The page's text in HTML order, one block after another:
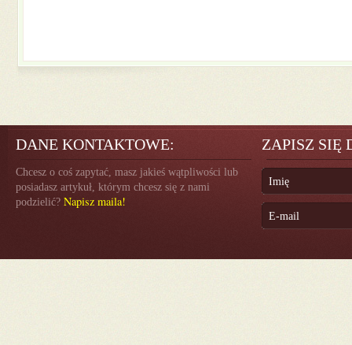
DANE KONTAKTOWE:
Chcesz o coś zapytać, masz jakieś wątpliwości lub
posiadasz artykuł, którym chcesz się z nami
podzielić? Napisz maila!
ZAPISZ SIĘ